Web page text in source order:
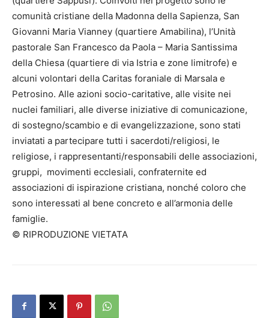
comunità cristiane della Madonna della Sapienza, San
Giovanni Maria Vianney (quartiere Amabilina), l’Unità
pastorale San Francesco da Paola – Maria Santissima
della Chiesa (quartiere di via Istria e zone limitrofe) e
alcuni volontari della Caritas foraniale di Marsala e
Petrosino. Alle azioni socio-caritative, alle visite nei
nuclei familiari, alle diverse iniziative di comunicazione,
di sostegno/scambio e di evangelizzazione, sono stati
inviatati a partecipare tutti i sacerdoti/religiosi, le
religiose, i rappresentanti/responsabili delle associazioni,
gruppi, movimenti ecclesiali, confraternite ed
associazioni di ispirazione cristiana, nonché coloro che
sono interessati al bene concreto e all’armonia delle
famiglie.
© RIPRODUZIONE VIETATA